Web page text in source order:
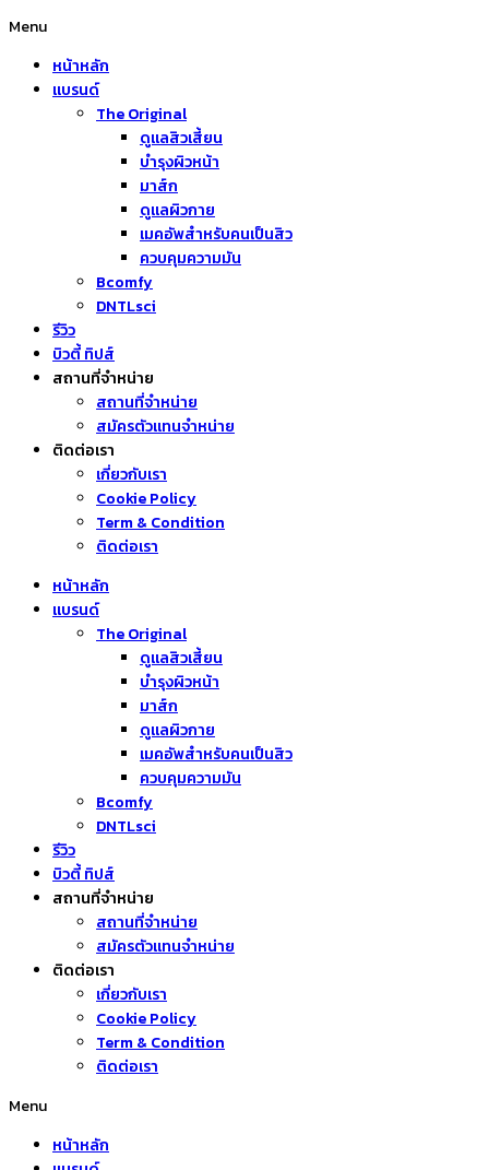
Menu
หน้าหลัก
แบรนด์
The Original
ดูแลสิวเสี้ยน
บำรุงผิวหน้า
มาส์ก
ดูแลผิวกาย
เมคอัพสำหรับคนเป็นสิว
ควบคุมความมัน
Bcomfy
DNTLsci
รีวิว
บิวตี้ ทิปส์
สถานที่จำหน่าย
สถานที่จำหน่าย
สมัครตัวแทนจำหน่าย
ติดต่อเรา
เกี่ยวกับเรา
Cookie Policy
Term & Condition
ติดต่อเรา
หน้าหลัก
แบรนด์
The Original
ดูแลสิวเสี้ยน
บำรุงผิวหน้า
มาส์ก
ดูแลผิวกาย
เมคอัพสำหรับคนเป็นสิว
ควบคุมความมัน
Bcomfy
DNTLsci
รีวิว
บิวตี้ ทิปส์
สถานที่จำหน่าย
สถานที่จำหน่าย
สมัครตัวแทนจำหน่าย
ติดต่อเรา
เกี่ยวกับเรา
Cookie Policy
Term & Condition
ติดต่อเรา
Menu
หน้าหลัก